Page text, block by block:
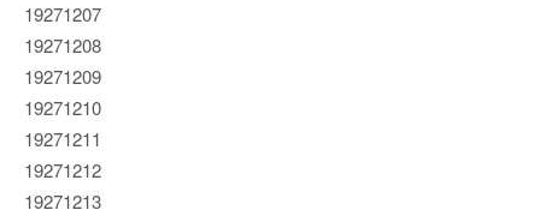
19271207
19271208
19271209
19271210
19271211
19271212
19271213